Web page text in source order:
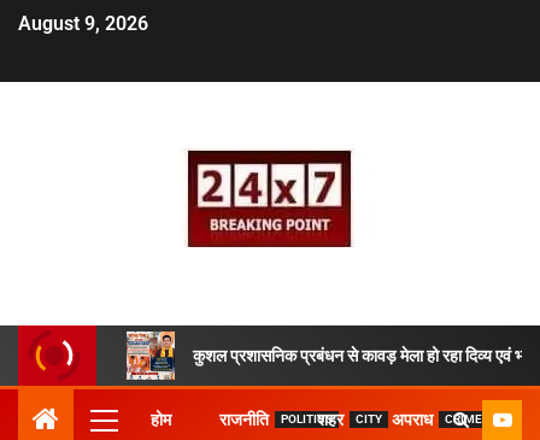
August 9, 2026
कुशल प्रशासनिक प्रबंधन से कावड़ मेला हो रहा दिव्य एवं भव्य
होम राजनीति POLITICSशहर CITY अपराध CRIME